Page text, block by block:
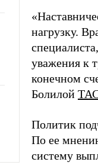
нагрузку.
уважения к
конечном
Болилой
Политик
По ее
систему